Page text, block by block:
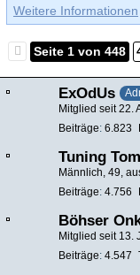
Weitere Informationen
Seite 1 von 448
ExOdUs
Mitglied seit 22.
Beiträge 6.823
Tuning Tom
Männlich 49
Beiträge 4.756
Böhser
Mitglied seit 13.
Beiträge 4.547